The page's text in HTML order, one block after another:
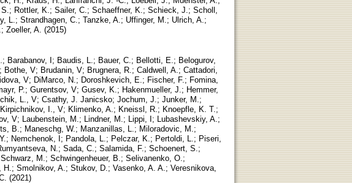
; Rottler, K. ; Sailer, C. ; Schaeffner, K. ; Schieck, J. ; Scholl,
L. ; Strandhagen, C. ; Tanzke, A. ; Uffinger, M. ; Ulrich, A. ;
; Zoeller, A. (2015)
; Barabanov, I; Baudis, L. ; Bauer, C. ; Bellotti, E. ; Belogurov,
; Bothe, V; Brudanin, V; Brugnera, R. ; Caldwell, A. ; Cattadori,
V; DiMarco, N. ; Doroshkevich, E. ; Fischer, F. ; Fomina,
P. ; Gurentsov, V; Gusev, K. ; Hakenmueller, J. ; Hemmer,
L., V; Csathy, J. Janicsko; Jochum, J. ; Junker, M. ;
Kirpichnikov, I., V; Klimenko, A. ; Kneissl, R. ; Knoepfle, K. T. ;
V; Laubenstein, M. ; Lindner, M. ; Lippi, I; Lubashevskiy, A. ;
B. ; Maneschg, W. ; Manzanillas, L. ; Miloradovic, M. ;
; Nemchenok, I; Pandola, L. ; Pelczar, K. ; Pertoldi, L. ; Piseri,
N. ; Sada, C. ; Salamida, F. ; Schoenert, S. ;
Schwarz, M. ; Schwingenheuer, B. ; Selivanenko, O. ;
H. ; Smolnikov, A. ; Stukov, D. ; Vasenko, A. A. ; Veresnikova,
(2021)